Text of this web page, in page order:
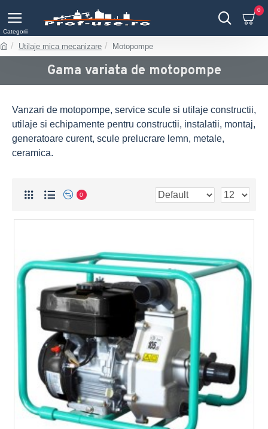
0
Utilaje mica mecanizare Motopompe
Gama variata de motopompe
Vanzari de motopompe, service scule si utilaje constructii,
utilaje si echipamente pentru constructii, instalatii, montaj,
generatoare curent, scule prelucrare lemn, metale,
ceramica.
0